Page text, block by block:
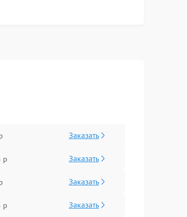
Заказать
р Заказать
Заказать
р Заказать